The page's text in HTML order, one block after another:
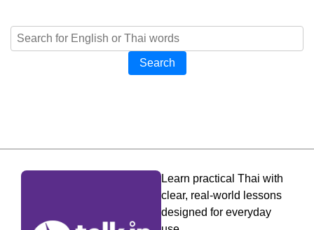
Search
Learn practical Thai with
clear, real-world lessons
designed for everyday